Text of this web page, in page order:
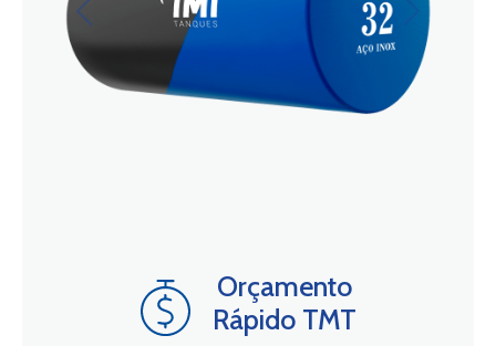
Previous Next
Orçamento
Rápido TMT